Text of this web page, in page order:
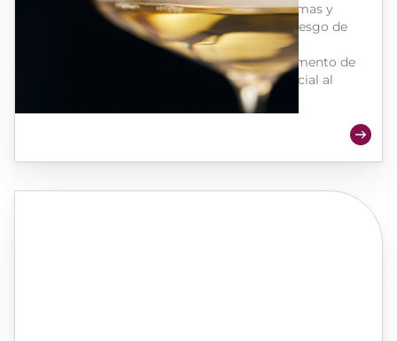
Cilyo garantiza la conservación de los aromas y
protege sus vinos blancos y rosados del riesgo de
Sus vinos estarán protegidos hasta el momento de
su consumo y ofrecerán el máximo potencial al